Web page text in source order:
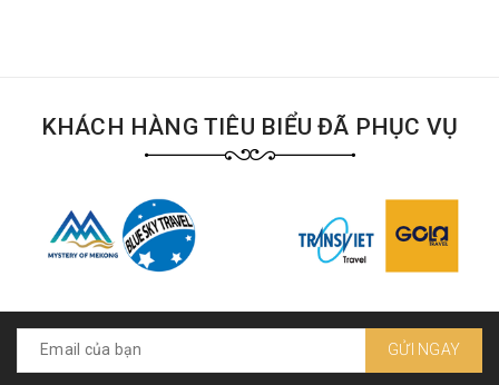
KHÁCH HÀNG TIÊU BIỂU ĐÃ PHỤC VỤ
GỬI NGAY